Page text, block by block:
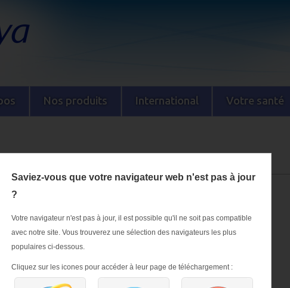
Nos produits International Votre santé
mot de passe
d'utilisateur.
Saviez-vous que votre navigateur web n'est pas à jour
?
Votre navigateur n'est pas à jour, il est possible qu'il ne soit pas compatible
avec notre site. Vous trouverez une sélection des navigateurs les plus
populaires ci-dessous.
Cliquez sur les icones pour accéder à leur page de téléchargement :